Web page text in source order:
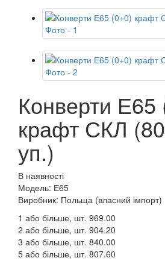
Конверти Е65
крафт СКЛ
уп.)
В наявності
Модель: Е65
Виробник: Польща (власний імпорт)
1 або більше, шт. 969.00
2 або більше, шт. 904.20
3 або більше, шт. 840.00
5 або більше, шт. 807.60